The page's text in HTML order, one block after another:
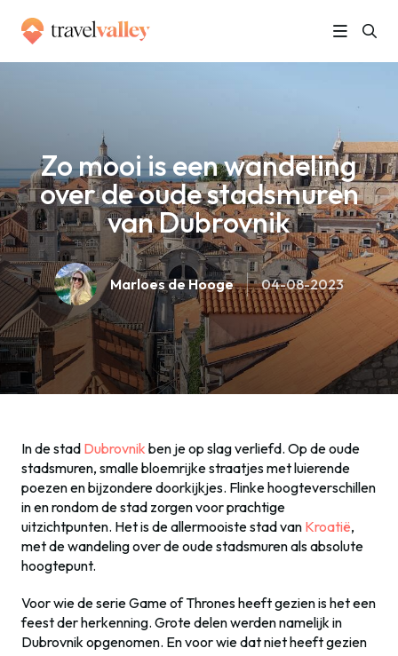
Zo mooi is een wandeling
over de oude stadsmuren
van Dubrovnik
Marloes de Hooge 04-08-2023
In de stad Dubrovnik ben je op slag verliefd. Op de oude
stadsmuren, smalle bloemrijke straatjes met luierende
poezen en bijzondere doorkijkjes. Flinke hoogteverschillen
in en rondom de stad zorgen voor prachtige
uitzichtpunten. Het is de allermooiste stad van Kroatië,
met de wandeling over de oude stadsmuren als absolute
hoogtepunt.
Voor wie de serie Game of Thrones heeft gezien is het een
feest der herkenning. Grote delen werden namelijk in
Dubrovnik opgenomen. En voor wie dat niet heeft gezien